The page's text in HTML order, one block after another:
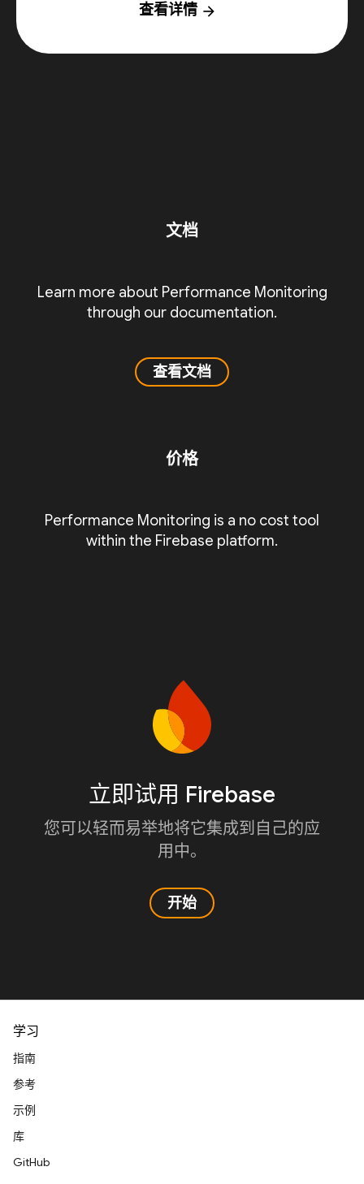
查看详情 arrow_forward
文档
Learn more about Performance Monitoring
through our documentation.
查看文档
价格
Performance Monitoring is a no cost tool
within the Firebase platform.
立即试用 Firebase
您可以轻而易举地将它集成到自己的应
用中。
开始
学习
指南
参考
示例
库
GitHub